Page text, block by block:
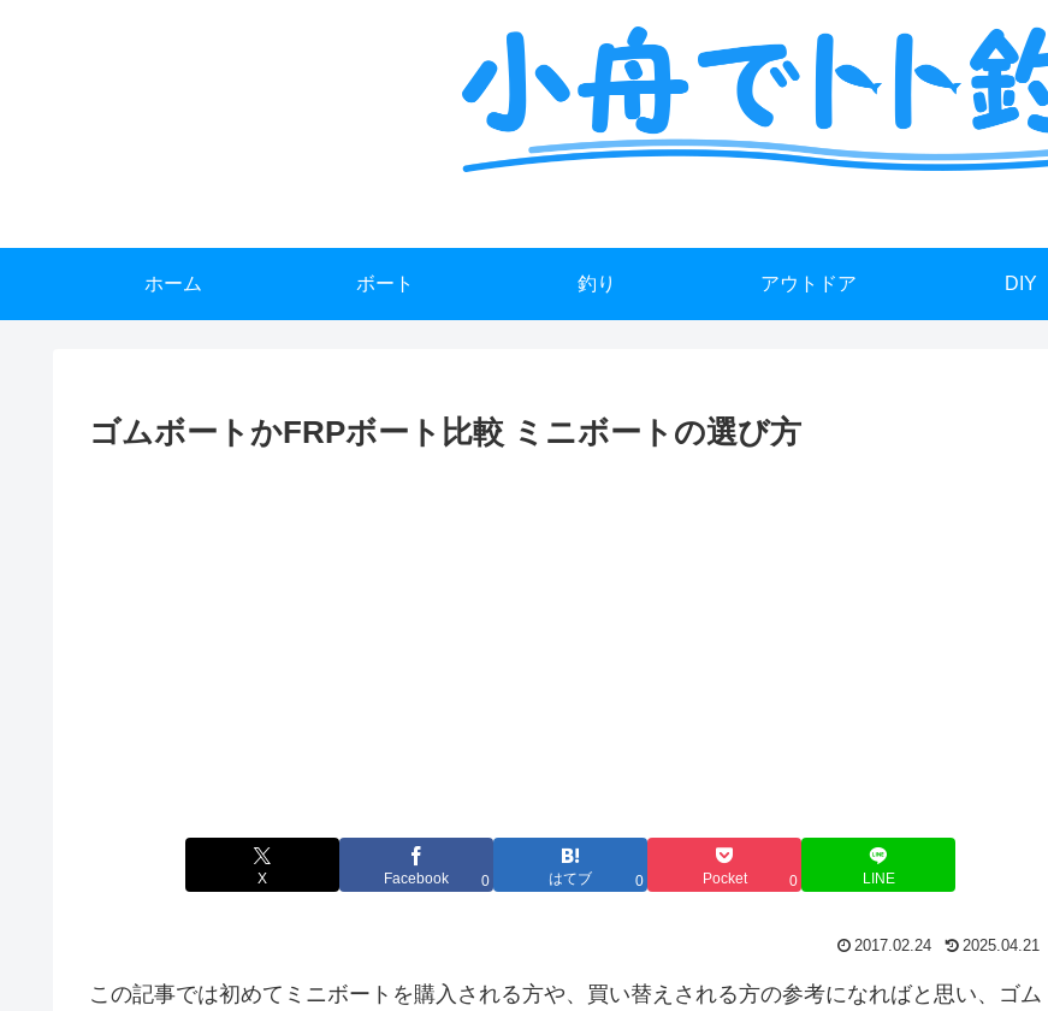
ホーム ボート 釣り アウトドア DIY
ゴムボートかFRPボート比較 ミニボートの選び方
X Facebook 0 はてブ 0 Pocket 0 LINE
2017.02.24 2025.04.21
この記事では初めてミニボートを購入される方や、買い替えされる方の参考になればと思い、ゴム